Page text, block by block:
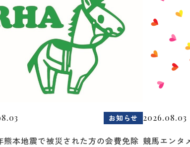
お知らせ
熊本地震で被災された方の会費免除
2026.08.03
競馬エンタ